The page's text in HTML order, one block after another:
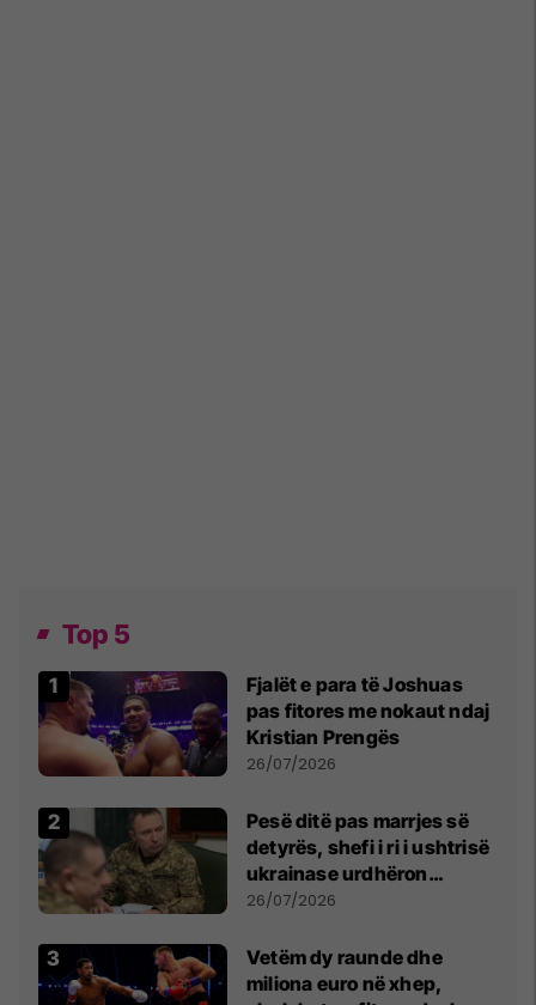
Top 5
Fjalët e para të Joshuas
pas fitores me nokaut ndaj
Kristian Prengës
26/07/2026
Pesë ditë pas marrjes së
detyrës, shefi i ri i ushtrisë
ukrainase urdhëron
kontroll të madh
26/07/2026
Vetëm dy raunde dhe
miliona euro në xhep,